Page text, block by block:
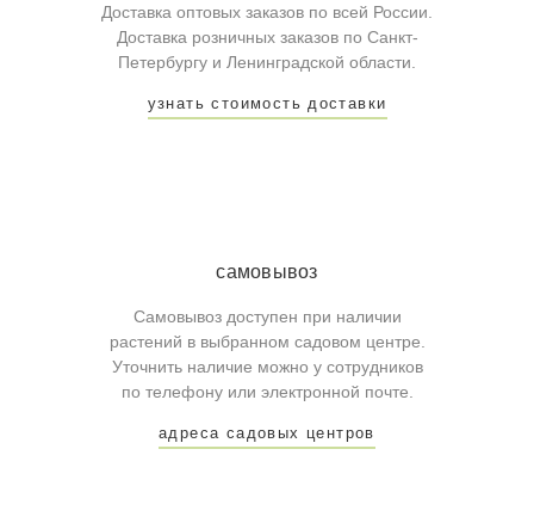
Доставка оптовых заказов по всей России.
Доставка розничных заказов по Санкт-
Петербургу и Ленинградской области.
узнать стоимость доставки
самовывоз
Самовывоз доступен при наличии
растений в выбранном садовом центре.
Уточнить наличие можно у сотрудников
по телефону или электронной почте.
адреса садовых центров